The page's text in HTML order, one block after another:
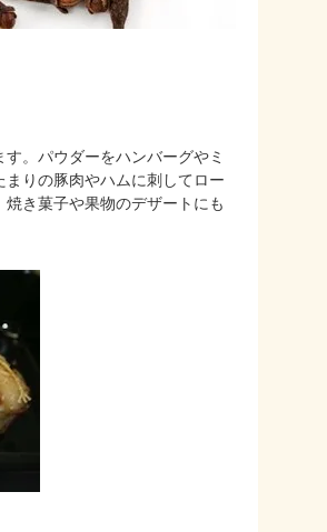
。パウダーをハンバーグやミ
りの豚肉やハムに刺してロー
き菓子や果物のデザートにも